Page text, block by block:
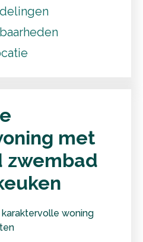
met
zwembad
woning